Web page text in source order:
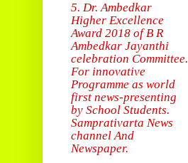
5. Dr. Ambedkar
Higher Excellence
Award 2018 of B R
Ambedkar Jayanthi
celebration Committee.
For innovative
Programme as world
first news-presenting
by School Students.
Samprativarta News
channel And
Newspaper.